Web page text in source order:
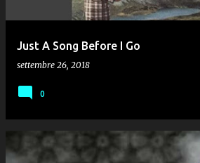
Just A Song Before I Go
settembre 26, 2018
0